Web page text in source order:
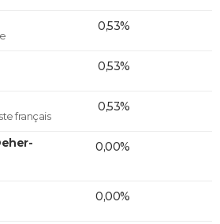
0,53%
0,53%
français
0,53%
0,00%
0,00%